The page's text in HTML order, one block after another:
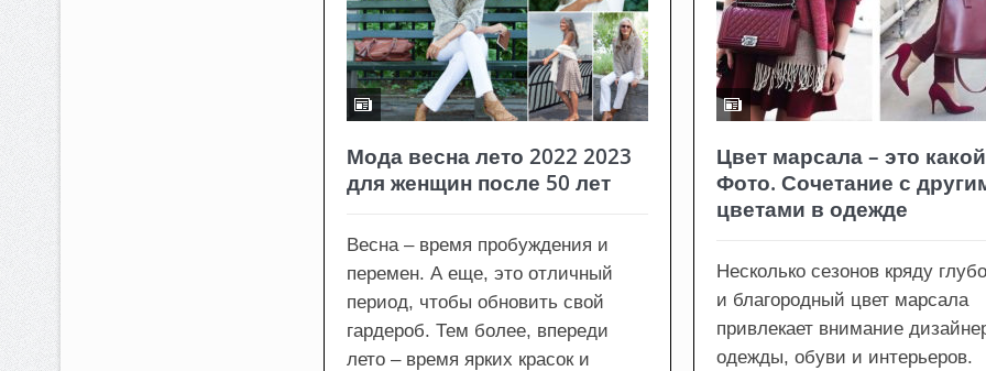
Мода весна лето 2022 2023
для женщин после 50 лет
Весна – время пробуждения и
перемен. А еще, это отличный
период, чтобы обновить свой
гардероб. Тем более, впереди
лето – время ярких красок и
Цвет марсала – это
Фото. Сочетание с
цветами в одежде
Несколько сезонов кряду
и благородный цвет марсала
привлекает внимание
одежды, обуви и интерьеров.